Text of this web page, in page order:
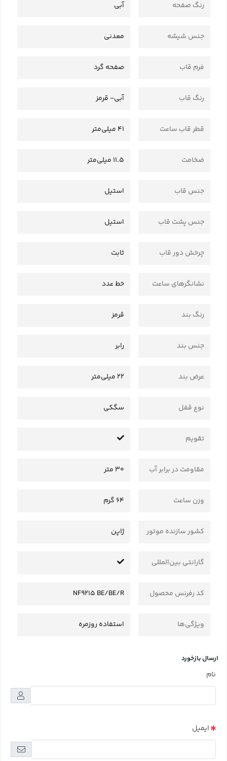
رنگ صفحه آبی
جنس شیشه معدنی
فرم قاب صفحه گرد
رنگ قاب آبی- قرمز
قطر قاب ساعت 41 میلی‌متر
ضخامت 11.5 میلی‌متر
جنس قاب استیل
جنس پشت قاب استیل
چرخش دور قاب ثابت
نشانگرهای ساعت خط عدد
رنگ بند قرمز
جنس بند رابر
عرض بند 22 میلی‌متر
نوع قفل سگکی
تقویم
مقاومت در برابر آب 30 متر
وزن ساعت 64 گرم
کشور سازنده موتور ژاپن
گارانتی بین‌المللی
کد رفرنس محصول NF9215 BE/BE/R
ویژگی‌ها استفاده روزمره
ارسال بازخورد
نام
ایمیل